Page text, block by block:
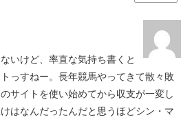
いけど、率直な気持ち書くと
っすねー。長年競馬やってきて散々敗
サイトを使い始めてから収支が一変し
はなんだったんだと思うほどシン・マ